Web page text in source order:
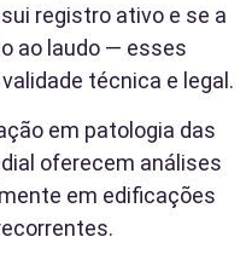
registro ativo e se a
ao laudo — esses
técnica e legal.
em patologia das
oferecem análises
em edificações